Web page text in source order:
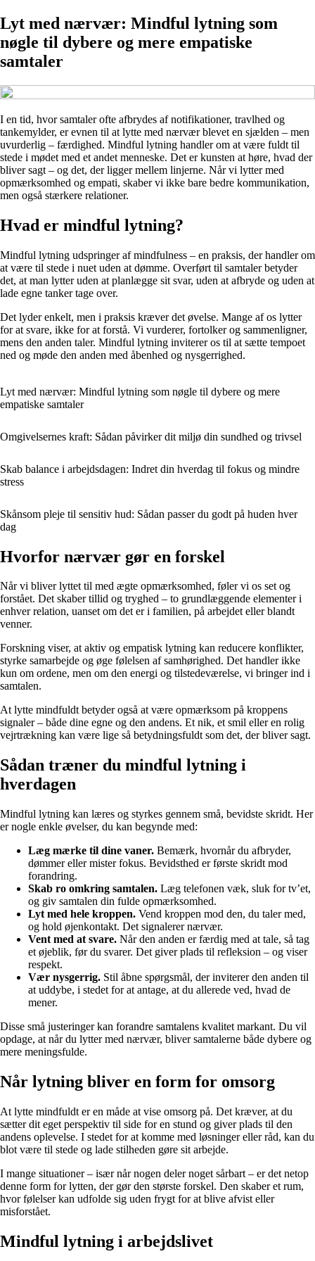
Lyt med nærvær: Mindful lytning som
nøgle til dybere og mere empatiske
samtaler
I en tid, hvor samtaler ofte afbrydes af notifikationer, travlhed og
tankemylder, er evnen til at lytte med nærvær blevet en sjælden – men
uvurderlig – færdighed. Mindful lytning handler om at være fuldt til
stede i mødet med et andet menneske. Det er kunsten at høre, hvad der
bliver sagt – og det, der ligger mellem linjerne. Når vi lytter med
opmærksomhed og empati, skaber vi ikke bare bedre kommunikation,
men også stærkere relationer.
Hvad er mindful lytning?
Mindful lytning udspringer af mindfulness – en praksis, der handler om
at være til stede i nuet uden at dømme. Overført til samtaler betyder
det, at man lytter uden at planlægge sit svar, uden at afbryde og uden at
lade egne tanker tage over.
Det lyder enkelt, men i praksis kræver det øvelse. Mange af os lytter
for at svare, ikke for at forstå. Vi vurderer, fortolker og sammenligner,
mens den anden taler. Mindful lytning inviterer os til at sætte tempoet
ned og møde den anden med åbenhed og nysgerrighed.
Lyt med nærvær: Mindful lytning som nøgle til dybere og mere
empatiske samtaler
Omgivelsernes kraft: Sådan påvirker dit miljø din sundhed og trivsel
Skab balance i arbejdsdagen: Indret din hverdag til fokus og mindre
stress
Skånsom pleje til sensitiv hud: Sådan passer du godt på huden hver
dag
Hvorfor nærvær gør en forskel
Når vi bliver lyttet til med ægte opmærksomhed, føler vi os set og
forstået. Det skaber tillid og tryghed – to grundlæggende elementer i
enhver relation, uanset om det er i familien, på arbejdet eller blandt
venner.
Forskning viser, at aktiv og empatisk lytning kan reducere konflikter,
styrke samarbejde og øge følelsen af samhørighed. Det handler ikke
kun om ordene, men om den energi og tilstedeværelse, vi bringer ind i
samtalen.
At lytte mindfuldt betyder også at være opmærksom på kroppens
signaler – både dine egne og den andens. Et nik, et smil eller en rolig
vejrtrækning kan være lige så betydningsfuldt som det, der bliver sagt.
Sådan træner du mindful lytning i
hverdagen
Mindful lytning kan læres og styrkes gennem små, bevidste skridt. Her
er nogle enkle øvelser, du kan begynde med:
Læg mærke til dine vaner. Bemærk, hvornår du afbryder,
dømmer eller mister fokus. Bevidsthed er første skridt mod
forandring.
Skab ro omkring samtalen. Læg telefonen væk, sluk for tv’et,
og giv samtalen din fulde opmærksomhed.
Lyt med hele kroppen. Vend kroppen mod den, du taler med,
og hold øjenkontakt. Det signalerer nærvær.
Vent med at svare. Når den anden er færdig med at tale, så tag
et øjeblik, før du svarer. Det giver plads til refleksion – og viser
respekt.
Vær nysgerrig. Stil åbne spørgsmål, der inviterer den anden til
at uddybe, i stedet for at antage, at du allerede ved, hvad de
mener.
Disse små justeringer kan forandre samtalens kvalitet markant. Du vil
opdage, at når du lytter med nærvær, bliver samtalerne både dybere og
mere meningsfulde.
Når lytning bliver en form for omsorg
At lytte mindfuldt er en måde at vise omsorg på. Det kræver, at du
sætter dit eget perspektiv til side for en stund og giver plads til den
andens oplevelse. I stedet for at komme med løsninger eller råd, kan du
blot være til stede og lade stilheden gøre sit arbejde.
I mange situationer – især når nogen deler noget sårbart – er det netop
denne form for lytten, der gør den største forskel. Den skaber et rum,
hvor følelser kan udfolde sig uden frygt for at blive afvist eller
misforstået.
Mindful lytning i arbejdslivet